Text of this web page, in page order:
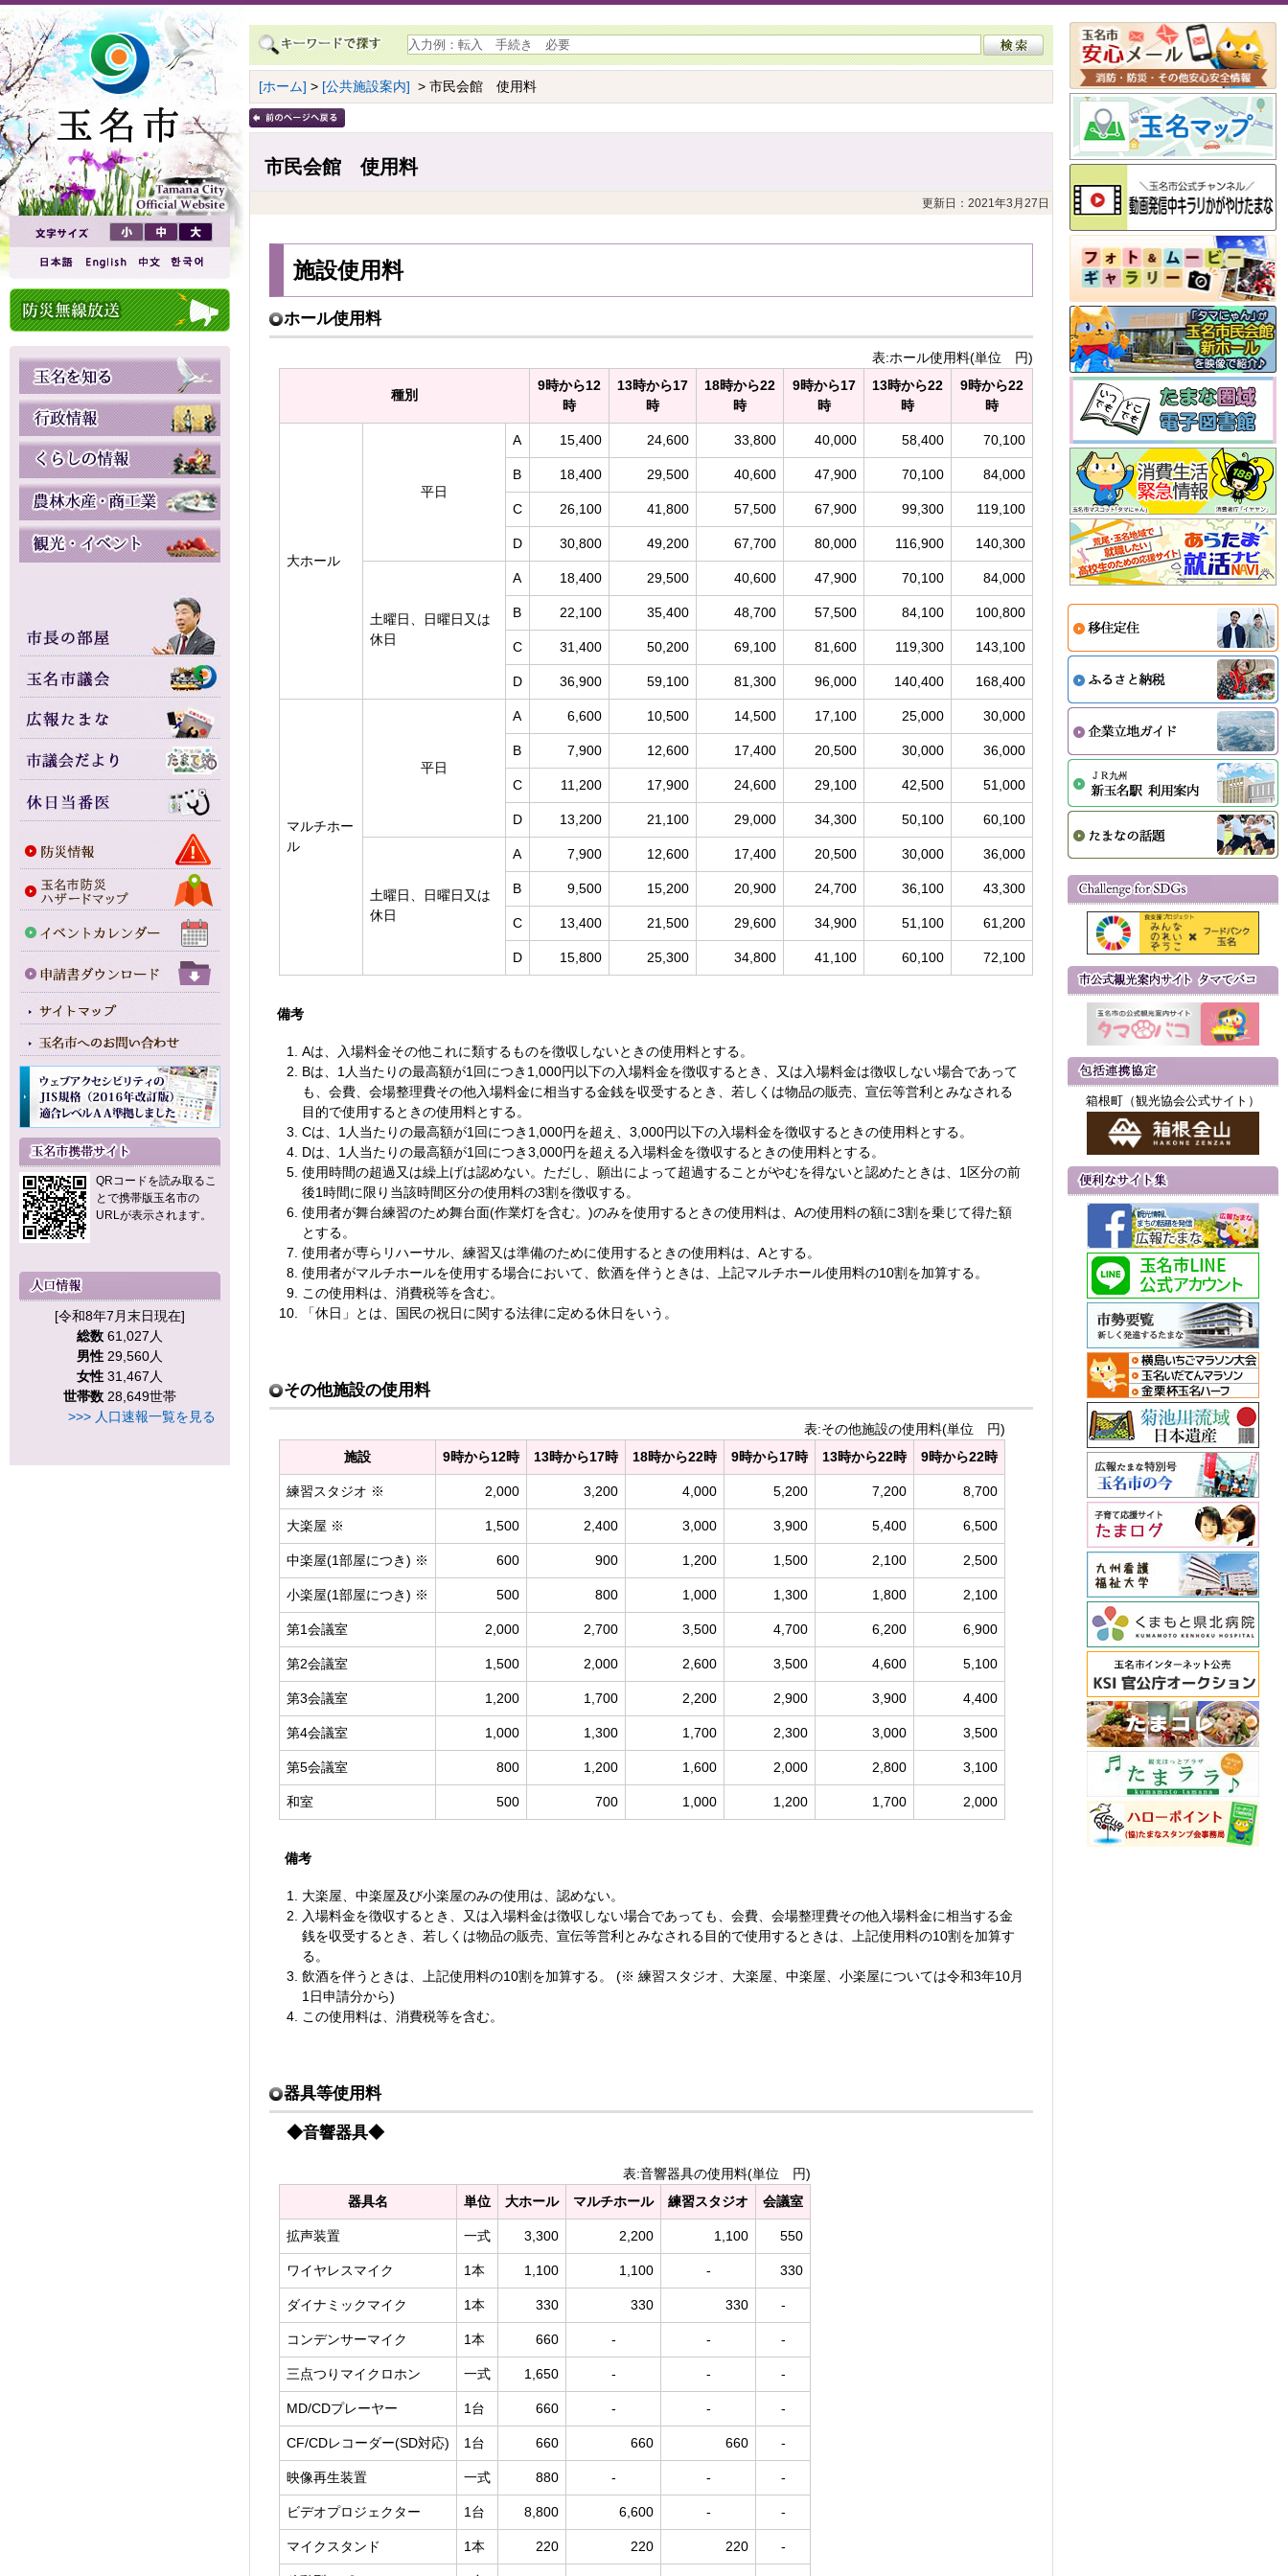
QRコードを読み取るこ
とで携帯版玉名市の
URLが表示されます。
[令和8年7月末日現在]
総数 61,027人
男性 29,560人
女性 31,467人
世帯数 28,649世帯
>>> 人口速報一覧を見る
[ホーム] > [公共施設案内] > 市民会館 使用料
市民会館 使用料
更新日：2021年3月27日
施設使用料
ホール使用料
表:ホール使用料(単位 円)
種別
9時から12
時
13時から17
時
18時から22
時
9時から17
時
13時から22
時
9時から22
時
大ホール
平日
A 15,400 24,600 33,800 40,000 58,400 70,100
B 18,400 29,500 40,600 47,900 70,100 84,000
C 26,100 41,800 57,500 67,900 99,300 119,100
D 30,800 49,200 67,700 80,000 116,900 140,300
土曜日、日曜日又は
休日
A 18,400 29,500 40,600 47,900 70,100 84,000
B 22,100 35,400 48,700 57,500 84,100 100,800
C 31,400 50,200 69,100 81,600 119,300 143,100
D 36,900 59,100 81,300 96,000 140,400 168,400
マルチホー
ル
平日
A 6,600 10,500 14,500 17,100 25,000 30,000
B 7,900 12,600 17,400 20,500 30,000 36,000
C 11,200 17,900 24,600 29,100 42,500 51,000
D 13,200 21,100 29,000 34,300 50,100 60,100
土曜日、日曜日又は
休日
A 7,900 12,600 17,400 20,500 30,000 36,000
B 9,500 15,200 20,900 24,700 36,100 43,300
C 13,400 21,500 29,600 34,900 51,100 61,200
D 15,800 25,300 34,800 41,100 60,100 72,100
備考
Aは、入場料金その他これに類するものを徴収しないときの使用料とする。
Bは、1人当たりの最高額が1回につき1,000円以下の入場料金を徴収するとき、又は入場料金は徴収しない場合であって
も、会費、会場整理費その他入場料金に相当する金銭を収受するとき、若しくは物品の販売、宣伝等営利とみなされる
目的で使用するときの使用料とする。
Cは、1人当たりの最高額が1回につき1,000円を超え、3,000円以下の入場料金を徴収するときの使用料とする。
Dは、1人当たりの最高額が1回につき3,000円を超える入場料金を徴収するときの使用料とする。
使用時間の超過又は繰上げは認めない。ただし、願出によって超過することがやむを得ないと認めたときは、1区分の前
後1時間に限り当該時間区分の使用料の3割を徴収する。
使用者が舞台練習のため舞台面(作業灯を含む。)のみを使用するときの使用料は、Aの使用料の額に3割を乗じて得た額
とする。
使用者が専らリハーサル、練習又は準備のために使用するときの使用料は、Aとする。
使用者がマルチホールを使用する場合において、飲酒を伴うときは、上記マルチホール使用料の10割を加算する。
この使用料は、消費税等を含む。
「休日」とは、国民の祝日に関する法律に定める休日をいう。
その他施設の使用料
表:その他施設の使用料(単位 円)
施設
9時から12時 13時から17時 18時から22時 9時から17時 13時から22時 9時から22時
練習スタジオ ※ 2,000 3,200 4,000 5,200 7,200 8,700
大楽屋 ※ 1,500 2,400 3,000 3,900 5,400 6,500
中楽屋(1部屋につき) ※ 600 900 1,200 1,500 2,100 2,500
小楽屋(1部屋につき) ※ 500 800 1,000 1,300 1,800 2,100
第1会議室 2,000 2,700 3,500 4,700 6,200 6,900
第2会議室 1,500 2,000 2,600 3,500 4,600 5,100
第3会議室 1,200 1,700 2,200 2,900 3,900 4,400
第4会議室 1,000 1,300 1,700 2,300 3,000 3,500
第5会議室 800 1,200 1,600 2,000 2,800 3,100
和室 500 700 1,000 1,200 1,700 2,000
備考
大楽屋、中楽屋及び小楽屋のみの使用は、認めない。
入場料金を徴収するとき、又は入場料金は徴収しない場合であっても、会費、会場整理費その他入場料金に相当する金
銭を収受するとき、若しくは物品の販売、宣伝等営利とみなされる目的で使用するときは、上記使用料の10割を加算す
る。
飲酒を伴うときは、上記使用料の10割を加算する。 (※ 練習スタジオ、大楽屋、中楽屋、小楽屋については令和3年10月
1日申請分から)
この使用料は、消費税等を含む。
器具等使用料
◆音響器具◆
表:音響器具の使用料(単位 円)
器具名
単位 大ホール マルチホール 練習スタジオ 会議室
拡声装置 一式 3,300 2,200 1,100 550
ワイヤレスマイク 1本 1,100 1,100 - 330
ダイナミックマイク 1本 330 330 330 -
コンデンサーマイク 1本 660 - - -
三点つりマイクロホン 一式 1,650 - - -
MD/CDプレーヤー 1台 660 - - -
CF/CDレコーダー(SD対応) 1台 660 660 660 -
映像再生装置 一式 880 - - -
ビデオプロジェクター 1台 8,800 6,600 - -
マイクスタンド 1本 220 220 220 -
箱根町（観光協会公式サイト）